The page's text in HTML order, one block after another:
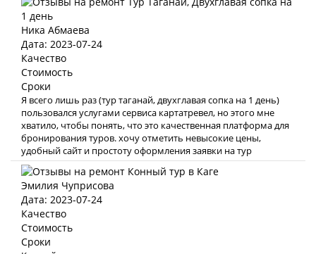
Ника Абмаева
Дата: 2023-07-24
Качество
Стоимость
Сроки
Я всего лишь раз (тур таганай, двухглавая сопка на 1 день)
пользовался услугами сервиса картатревел, но этого мне
хватило, чтобы понять, что это качественная платформа для
бронирования туров. хочу отметить невысокие цены,
удобный сайт и простоту оформления заявки на тур
Эмилия Чуприсова
Дата: 2023-07-24
Качество
Стоимость
Сроки